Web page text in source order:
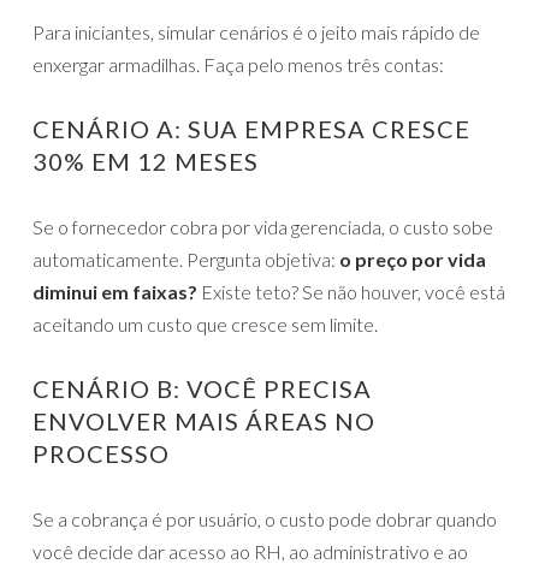
Para iniciantes, simular cenários é o jeito mais rápido de
enxergar armadilhas. Faça pelo menos três contas:
CENÁRIO A: SUA EMPRESA CRESCE
30% EM 12 MESES
Se o fornecedor cobra por vida gerenciada, o custo sobe
automaticamente. Pergunta objetiva: o preço por vida
diminui em faixas? Existe teto? Se não houver, você está
aceitando um custo que cresce sem limite.
CENÁRIO B: VOCÊ PRECISA
ENVOLVER MAIS ÁREAS NO
PROCESSO
Se a cobrança é por usuário, o custo pode dobrar quando
você decide dar acesso ao RH, ao administrativo e ao